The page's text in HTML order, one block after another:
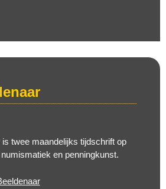
is twee maandelijks tijdschrift op
en penningkunst.